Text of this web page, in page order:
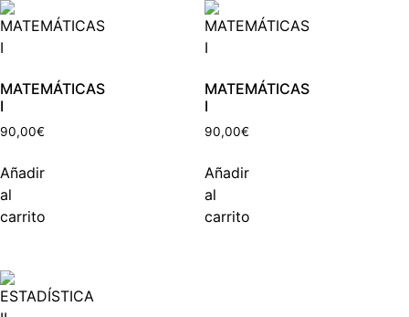
MATEMÁTICAS
I
90,00€
Añadir
al
carrito
MATEMÁTICAS
I
90,00€
Añadir
al
carrito